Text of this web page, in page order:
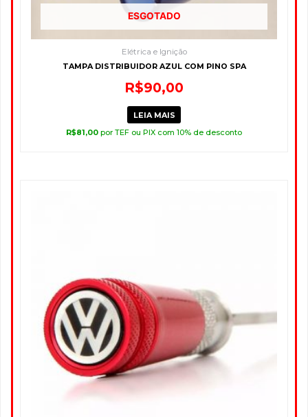
ESGOTADO
Elétrica e Ignição
TAMPA DISTRIBUIDOR AZUL COM PINO SPA
R$90,00
LEIA MAIS
R$81,00 por TEF ou PIX com 10% de desconto